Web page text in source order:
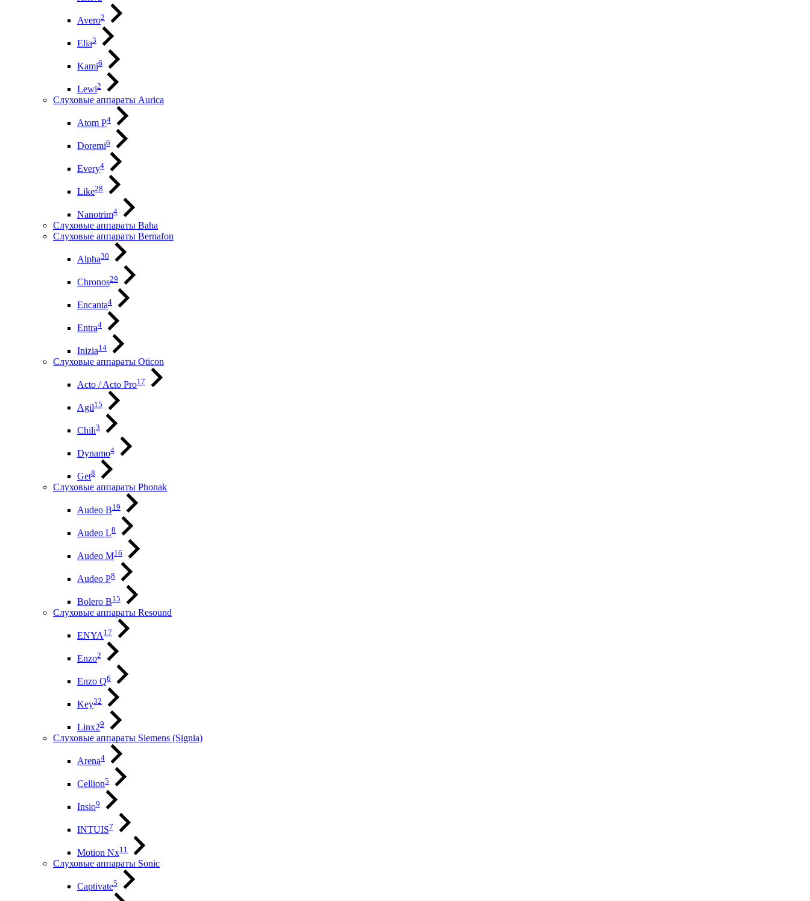
Avero2
Elia3
Kami6
Lewi2
Слуховые аппараты Aurica
Atom P4
Doremi6
Every4
Like28
Nanotrim4
Слуховые аппараты Baha
Слуховые аппараты Bernafon
Alpha30
Chronos29
Encanta4
Entra4
Inizia14
Слуховые аппараты Oticon
Acto / Acto Pro17
Agil15
Chili3
Dynamo4
Get8
Слуховые аппараты Phonak
Audeo B19
Audeo L8
Audeo М16
Audeo P8
Bolero B15
Слуховые аппараты Resound
ENYA17
Enzo2
Enzo Q6
Key32
Linx29
Слуховые аппараты Siemens (Signia)
Arena4
Cellion5
Insio9
INTUIS7
Motion Nx11
Слуховые аппараты Sonic
Captivate5